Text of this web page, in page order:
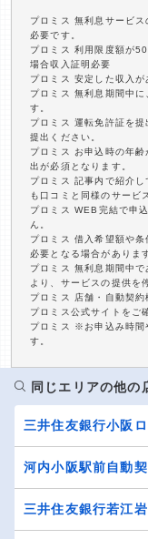
プロミス 無利息サービ
必要です。
プロミス 利用限度額が
場合収入証明必要
プロミス 安定した収入
プロミス 無利息期間中
す。
プロミス 運転免許証を
提出ください。
プロミス お申込時の年
出が必須となります。
プロミス 記事内で紹介し
も口コミと同様のサービ
プロミス WEB完結で申
ん。
プロミス 借入希望額や
必要となる場合がありま
プロミス 無利息期間中
より、サービスの提供を
プロミス 店舗・自動契
プロミス公式サイトをご
プロミス ※お申込み時間
す。
同じエリアの他の
三井住友銀行小阪
河内小阪駅前自動
三井住友銀行若江